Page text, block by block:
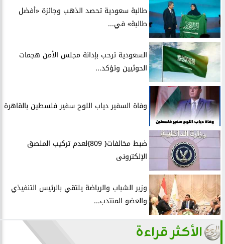
طالبة سعودية تحصد الذهب وجائزة «أفضل
طالبة» في...
السعودية ترحب بإدانة مجلس الأمن هجمات
الحوثيين وتؤكد...
وفاة السفير دياب اللوح سفير فلسطين بالقاهرة
ضبط مخالفات{ 809}لعدم تركيب الملصق
الإلكترونى
وزير الشباب والرياضة يلتقي بالرئيس التنفيذي
والعضو المنتدب...
الأكثر قراءة